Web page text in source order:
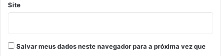
Site
Salvar meus dados neste navegador para a próxima vez que